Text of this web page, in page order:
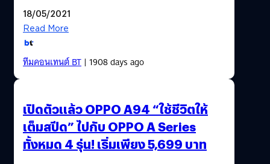
18/05/2021
Read More
ทีมคอนเทนต์ BT| 1908 days ago
เปิดตัวแล้ว OPPO A94 “ใช้ชีวิตให้
เต็มสปีด” ไปกับ OPPO A Series
ทั้งหมด 4 รุ่น! เริ่มเพียง 5,699 บาท